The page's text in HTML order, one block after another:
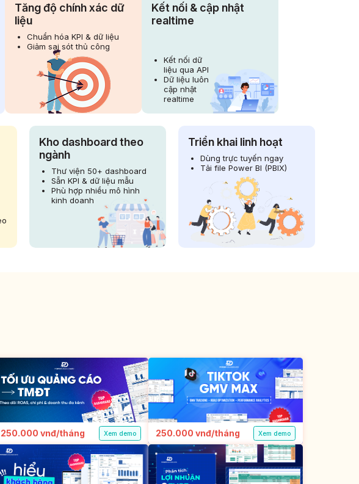
Tăng độ chính xác dữ
liệu
Chuẩn hóa KPI & dữ liệu
Giảm sai sót thủ công
Kết nối & cập nhật
realtime
Kết nối dữ
liệu qua API
Dữ liệu luôn
cập nhật
realtime
Kho dashboard theo
ngành
Thư viện 50+ dashboard
Sẵn KPI & dữ liệu mẫu
Phù hợp nhiều mô hình
kinh doanh
Triển khai linh hoạt
Dùng trực tuyến ngay
Tải file Power BI (PBIX)
250.000 vnđ/tháng Xem demo 250.000 vnđ/tháng Xem demo